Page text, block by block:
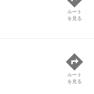
ルート
を見る
ルート
を見る